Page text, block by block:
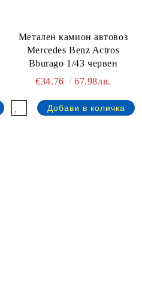
Метален камион автовоз
Mercedes Benz Actros
Bburago 1/43 червен
€34.76
67.98лв.